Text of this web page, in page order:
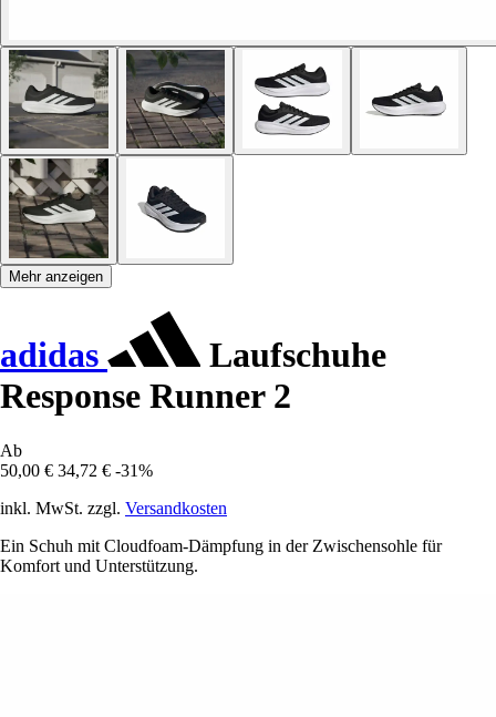
Mehr anzeigen
adidas
Laufschuhe
Response Runner 2
Ab
50,00 € 34,72 € -31%
inkl. MwSt. zzgl. Versandkosten
Ein Schuh mit Cloudfoam-Dämpfung in der Zwischensohle für
Komfort und Unterstützung.